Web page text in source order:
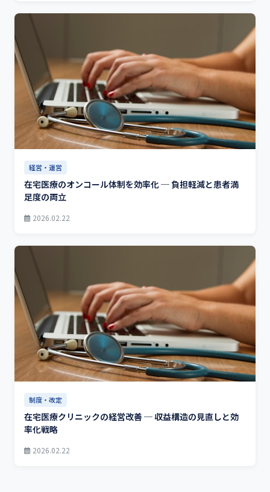
経営・運営
在宅医療のオンコール体制を効率化 ─ 負担軽減と患者満
足度の両立
2026.02.22
制度・改定
在宅医療クリニックの経営改善 ─ 収益構造の見直しと効
率化戦略
2026.02.22